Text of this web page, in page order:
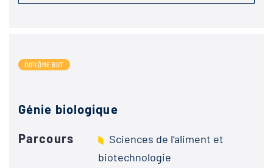
DIPLÔME BUT
Génie biologique
Parcours
Sciences de l’aliment et
biotechnologie